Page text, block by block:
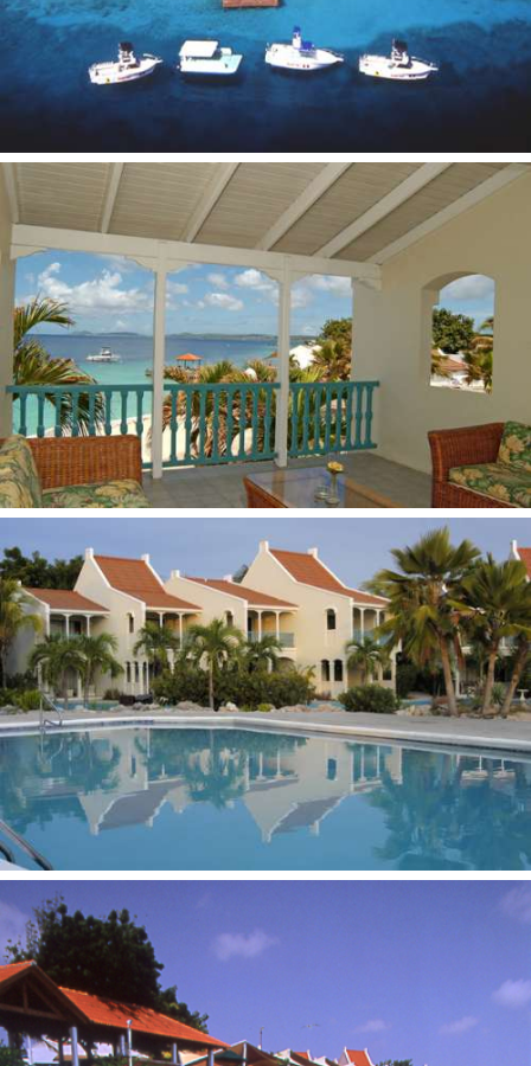
Virtuvė
Balkonas
Kabelinė televizija
Bevielis internetas
Plaukų džiovintuvas
Telefonas
Viešbučio teritorijoje:
Restoranas
2 barai
Baseinas
Sporto salė
Spa paslaugos
Nardymo reikmenų parduotuvė
Susitikimų salė
Pramogos ir sportas:
Nardymas
Povandeninio fotografavimo kursai
Žūklė
Buriavimas
Vaikams:
Vaikams iki 12 metų nakvynė su tėvais nemokama
Vaikų priežiūra/auklė
Paplūdimys
Privatus, smėlio.